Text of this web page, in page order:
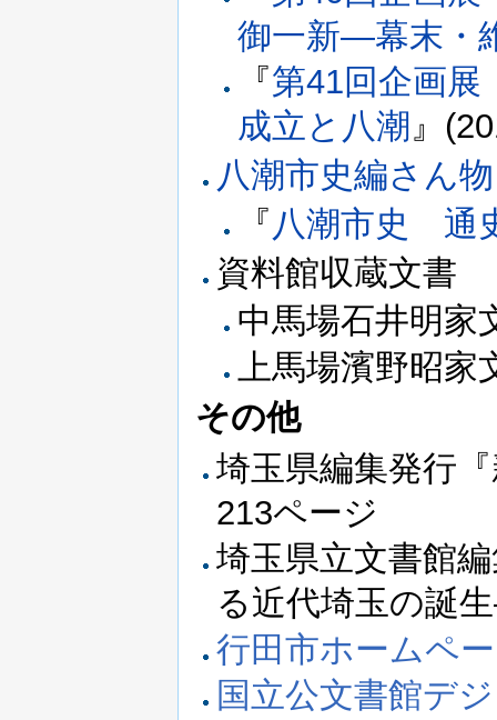
御一新―幕末・
『第41回企画
成立と八潮』
八潮市史編さん物
『 八潮市史 通
資料館収蔵文書
中馬場石井明家
上馬場濱野昭
その他
埼玉県編集発行
213ページ
埼玉県立文書館
る近代埼玉の誕
行田市ホームペ
国立公文書館デ